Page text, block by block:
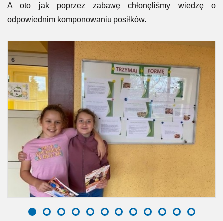
A oto jak poprzez zabawę chłonęliśmy wiedzę o
odpowiednim komponowaniu posiłków.